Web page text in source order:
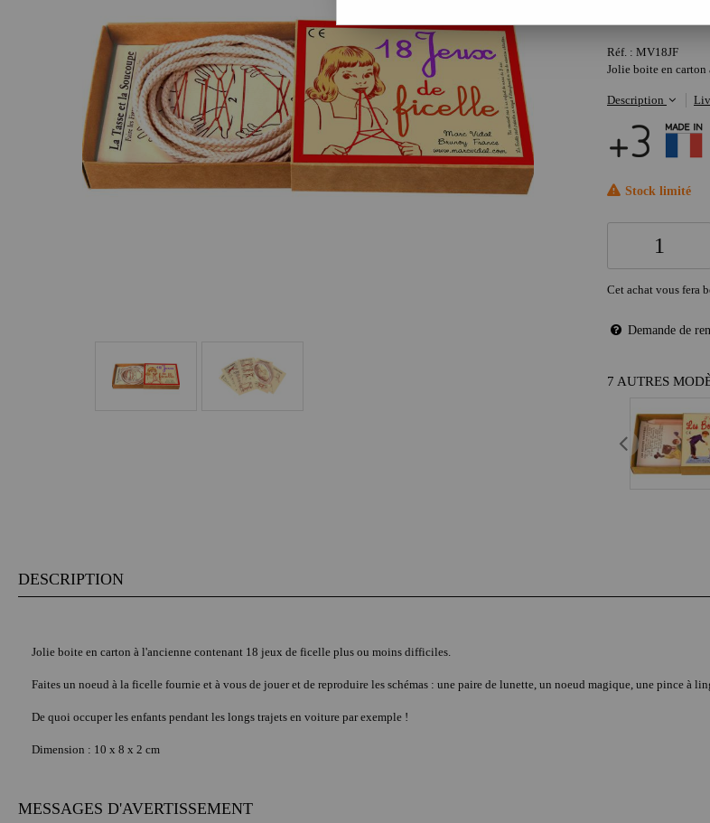
Réf. : MV18JF
Jolie boite en
Description
Stock limité
Cet achat vous fera
Demande de
7 AUTRES
DESCRIPTION
Jolie boite en carton à l'ancienne contenant 18 jeux de ficelle plus ou moins difficiles.
Faites un noeud à la ficelle fournie et à vous de jouer et de reproduire les schémas : une paire de lunette, un noeud magique, une pince à
De quoi occuper les enfants pendant les longs trajets en voiture par exemple !
Dimension : 10 x 8 x 2 cm
MESSAGES D'AVERTISSEMENT